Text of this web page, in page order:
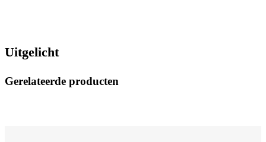
Uitgelicht
Gerelateerde producten